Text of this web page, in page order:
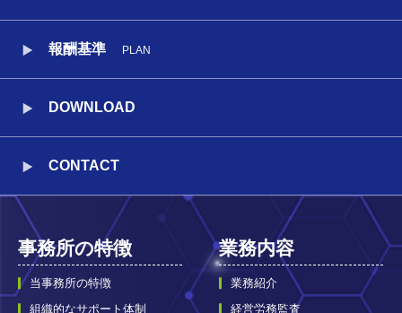
報酬基準 PLAN
DOWNLOAD
CONTACT
事務所の特徴
当事務所の特徴
組織的なサポート体制
業務内容
業務紹介
経営労務監査